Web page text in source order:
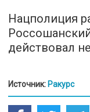
Нацполиция
действовал
Источник: Ракурс